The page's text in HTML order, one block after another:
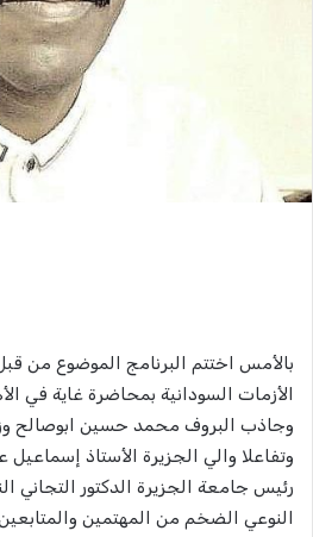
بالأمس اختتم البرنامج الموضوع من
الأزمات السودانية بمحاضرة غاية
وجاذب البروف محمد حسين ابوصالح
وتفاعلا والي الجزيرة الأستاذ
رئيس جامعة الجزيرة الدكتور التجاني
النوعي الضخم من المهتمين